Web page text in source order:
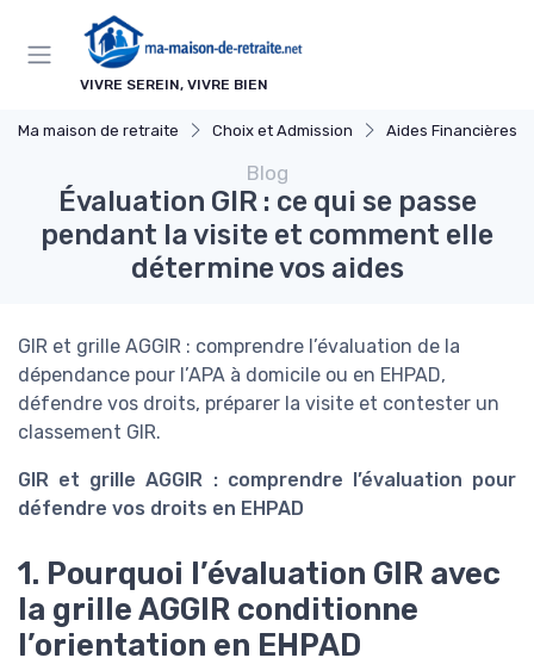
VIVRE SEREIN, VIVRE BIEN
Ma maison de retraite Choix et Admission Aides Financières et
Blog
Évaluation GIR : ce qui se passe
pendant la visite et comment elle
détermine vos aides
GIR et grille AGGIR : comprendre l’évaluation de la
dépendance pour l’APA à domicile ou en EHPAD,
défendre vos droits, préparer la visite et contester un
classement GIR.
GIR et grille AGGIR : comprendre l’évaluation pour
défendre vos droits en EHPAD
1. Pourquoi l’évaluation GIR avec
la grille AGGIR conditionne
l’orientation en EHPAD
Panneau de gestion des cookies